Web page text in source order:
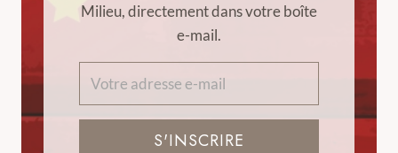
Milieu, directement dans votre boîte
e-mail.
S'INSCRIRE